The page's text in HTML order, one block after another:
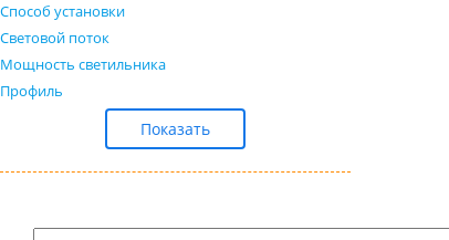
Способ установки
Световой поток
Мощность светильника
Профиль